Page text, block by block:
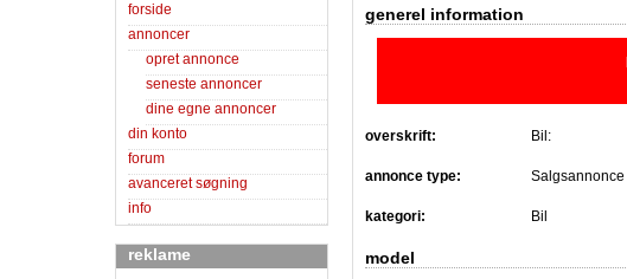
forside
annoncer
opret annonce
seneste annoncer
dine egne annoncer
din konto
forum
avanceret søgning
info
reklame
generel information
overskrift: Bil:
annonce type: Salgsannonce
kategori: Bil
model